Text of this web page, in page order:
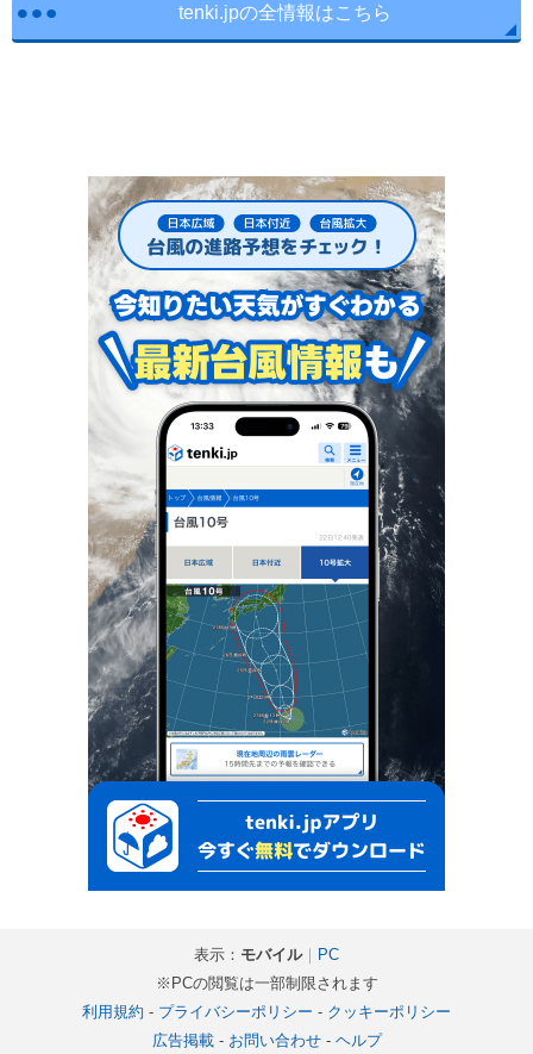
tenki.jpの全情報はこちら
表示： モバイル｜ PC
※PCの閲覧は一部制限されます
利用規約 - プライバシーポリシー - クッキーポリシー
広告掲載- お問い合わせ- ヘルプ